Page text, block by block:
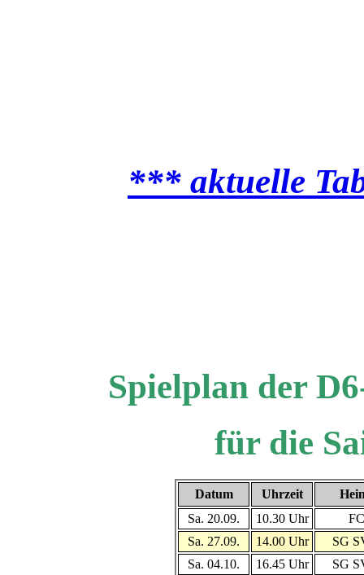
*** aktuelle
Spielplan der
für die
Datum Uhrzeit
Sa. 20.09.
10.30 Uhr
Sa. 27.09.
14.00 Uhr
SG
Sa. 04.10.
16.45 Uhr
SG